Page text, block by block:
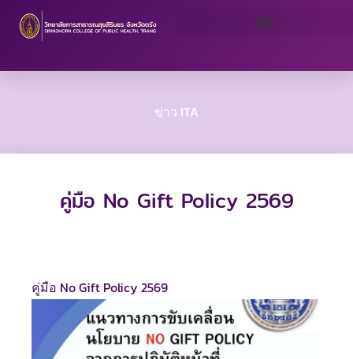
ข่าว ITA
คู่มือ No Gift Policy 2569
คู่มือ No Gift Policy 2569